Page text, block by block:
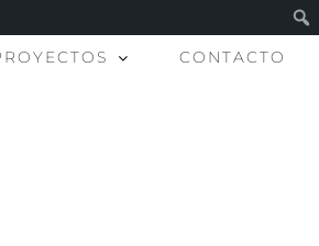
CONTACTO